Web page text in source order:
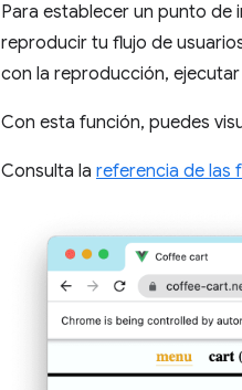
Para establecer un punto de
reproducir tu flujo de
con la reproducción,
Con esta función, puedes
Consulta la referencia de las